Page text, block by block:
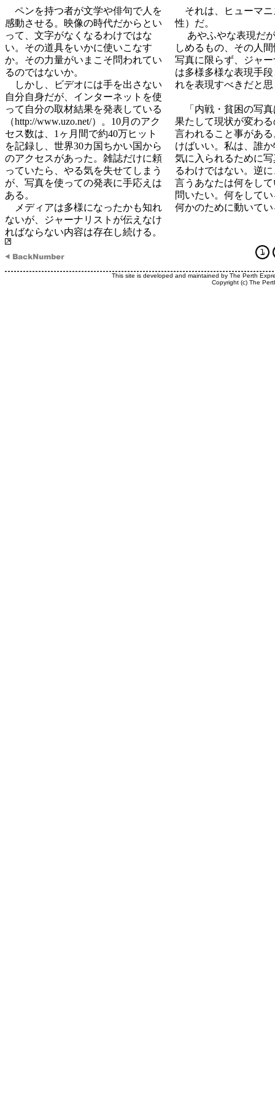
ペンを持つ者が文学や俳句で人を
感動させる。映像の時代だからとい
って、文字がなくなるわけではな
い。その道具をいかに使いこなす
か。その力量がいまこそ問われてい
るのではないか。
しかし、ビデオには手を出さない
自分自身だが、インターネットを使
って自分の取材結果を発表している
（http://www.uzo.net/）。10月のアク
セス数は、1ヶ月間で約40万ヒット
を記録し、世界30カ国ちかい国から
のアクセスがあった。雑誌だけに頼
っていたら、やる気を失せてしまう
が、写真を使っての発表に手応えは
ある。
メディアは多様になったかも知れ
ないが、ジャーナリストが伝えなけ
ればならない内容は存在し続ける。
それは、ヒューマニ
性）だ。
あやふやな表現だ
しめるもの、その人
写真に限らず、ジャ
は多様多様な表現手
れを表現すべきだと
「内戦・貧困の写真
果たして現状が変わ
言われること事があ
けばいい。私は、誰
気に入られるために
るわけではない。逆
言うあなたは何をし
問いたい。何をして
何かのために動いて
This site is developed and maintained by The Perth
Copyright (c) The